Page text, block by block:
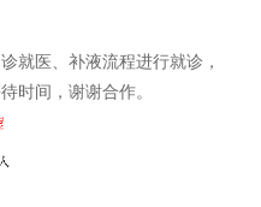
就医、补液流程进行就诊，
时间，谢谢合作。